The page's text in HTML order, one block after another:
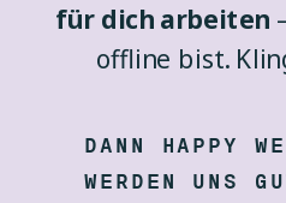
DANN HAPPY
WERDEN UNS
für dich arbeiten
offline bist.